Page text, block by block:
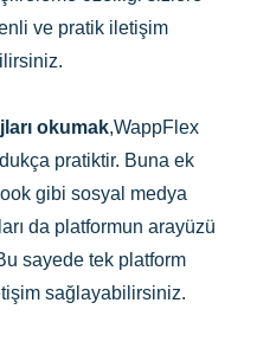
ve pratik iletişim
okumak,WappFlex
pratiktir. Buna ek
gibi sosyal medya
da platformun arayüzü
sayede tek platform
sağlayabilirsiniz.